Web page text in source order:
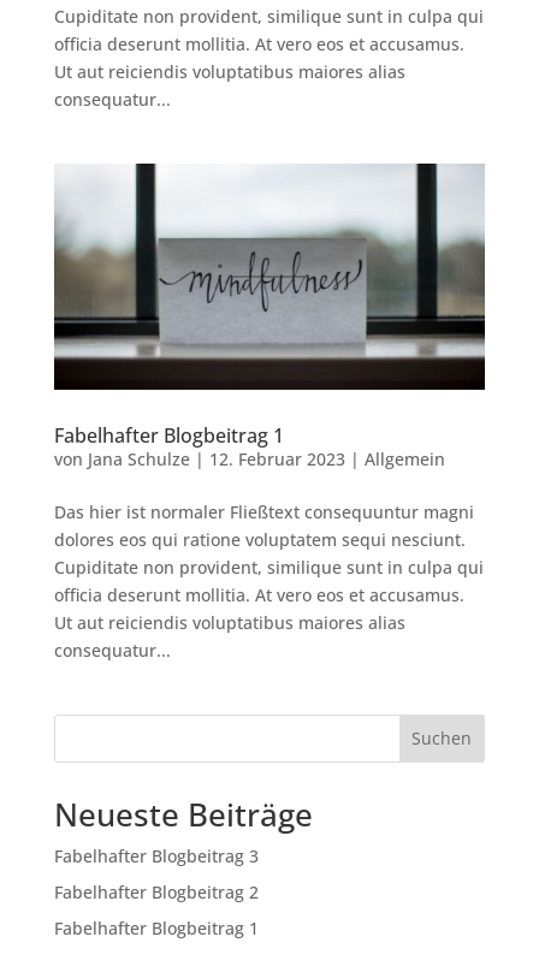
Cupiditate non provident, similique sunt in culpa qui
officia deserunt mollitia. At vero eos et accusamus.
Ut aut reiciendis voluptatibus maiores alias
consequatur...
Fabelhafter Blogbeitrag 1
von Jana Schulze| 12. Februar 2023| Allgemein
Das hier ist normaler Fließtext consequuntur magni
dolores eos qui ratione voluptatem sequi nesciunt.
Cupiditate non provident, similique sunt in culpa qui
officia deserunt mollitia. At vero eos et accusamus.
Ut aut reiciendis voluptatibus maiores alias
consequatur...
Suchen
Neueste Beiträge
Fabelhafter Blogbeitrag 3
Fabelhafter Blogbeitrag 2
Fabelhafter Blogbeitrag 1